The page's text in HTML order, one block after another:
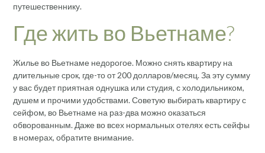
путешественнику.
Где жить во Вьетнаме?
Жилье во Вьетнаме недорогое. Можно снять квартиру на
длительные срок, где-то от 200 долларов/месяц. За эту сумму
у вас будет приятная однушка или студия, с холодильником,
душем и прочими удобствами. Советую выбирать квартиру с
сейфом, во Вьетнаме на раз-два можно оказаться
обворованным. Даже во всех нормальных отелях есть сейфы
в номерах, обратите внимание.